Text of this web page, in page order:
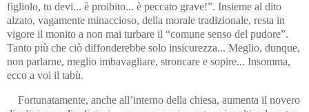
figliolo, tu devi... è proibito... è peccato grave!”. Insieme al dito
alzato, vagamente minaccioso, della morale tradizionale, resta in
vigore il monito a non mai turbare il “comune senso del pudore”.
Tanto più che ciò diffonderebbe solo insicurezza... Meglio, dunque,
non parlarne, meglio imbavagliare, stroncare e sopire... Insomma,
ecco a voi il tabù.
Fortunatamente, anche all’interno della chiesa, aumenta il novero